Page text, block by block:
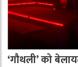
‘गौथली’ को